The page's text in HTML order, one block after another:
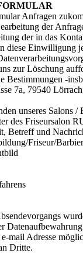
Anfragen
der
der in das
Einwilligung
zur Löschung
Bestimmungen -
7a, 79540
unseres Salons /
des Friseursalon
Betreff und
Friseur/
mail Adresse
Dritte.